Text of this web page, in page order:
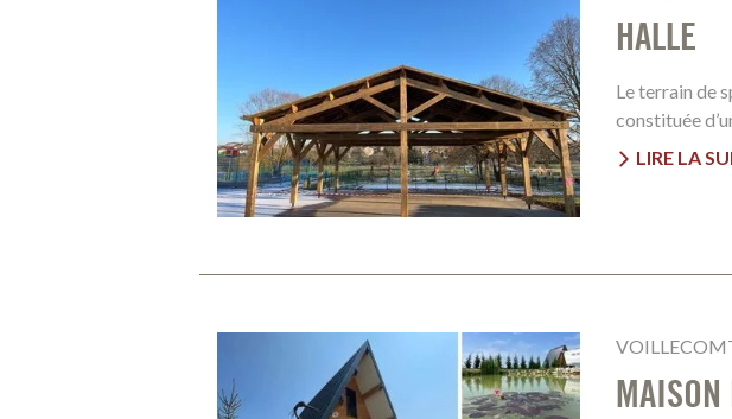
HALLE
Le terrain de
constituée
LIRE LA